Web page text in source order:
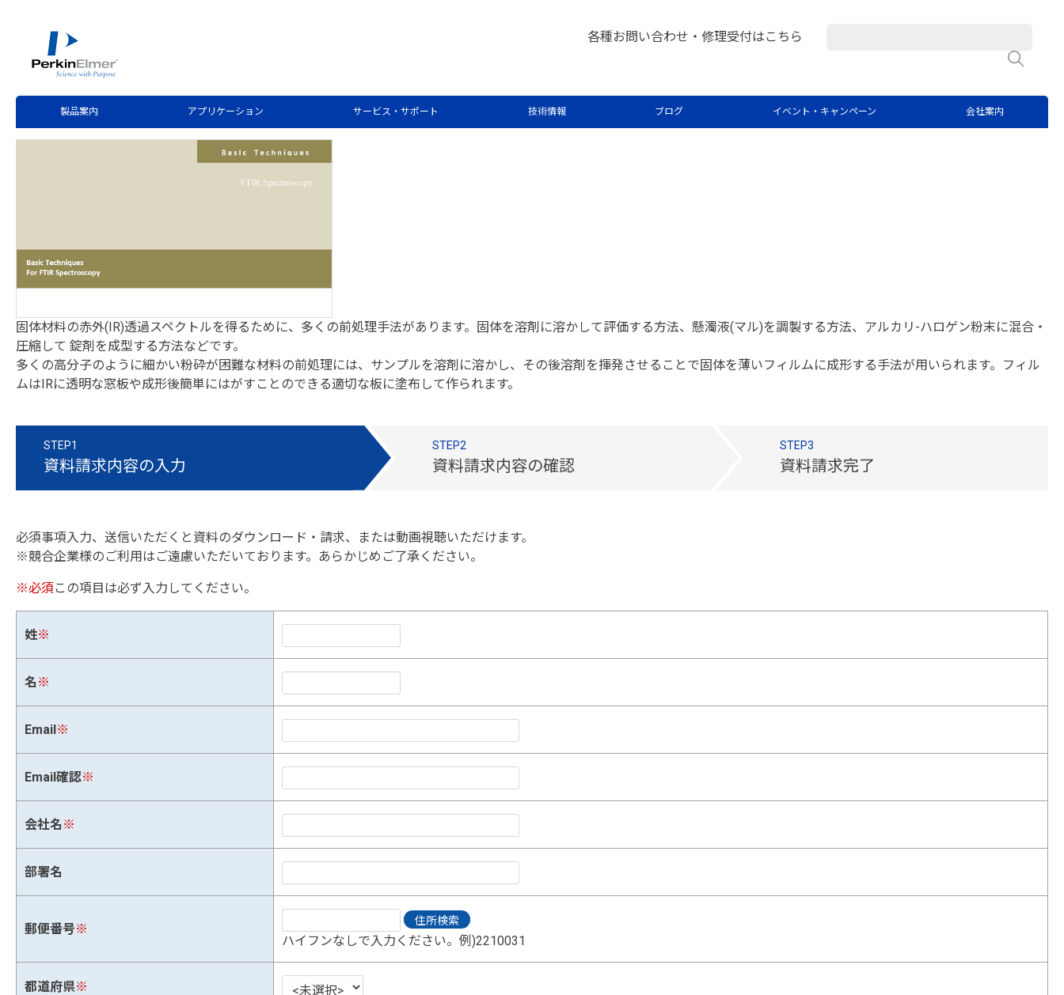
各種お問い合わせ・修理受付はこちら
会社案内
製品案内 アプリケーション サービス・サポート 技術情報 ブログ イベント・キャンペーン
Technical Note Download
キャストフィルム法を用いた固体の赤外スペクトル
固体材料の赤外(IR)透過スペクトルを得るために、多くの前処理手法があります。固体を溶剤に溶かして評価する方法、懸濁液(マル)を調製する方法、アルカリ-ハロゲン粉末に混合・
圧縮して 錠剤を成型する方法などです。
多くの高分子のように細かい粉砕が困難な材料の前処理には、サンプルを溶剤に溶かし、その後溶剤を揮発させることで固体を薄いフィルムに成形する手法が用いられます。フィル
ムはIRに透明な窓板や成形後簡単にはがすことのできる適切な板に塗布して作られます。
STEP1
資料請求内容の入力
STEP2
資料請求内容の確認
STEP3
資料請求完了
必須事項入力、送信いただくと資料のダウンロード・請求、または動画視聴いただけます。
※競合企業様のご利用はご遠慮いただいております。あらかじめご了承ください。
※必須 この項目は必ず入力してください。
姓※
名 ※
Email※
Email確認※
会社名 ※
部署名
郵便番号※
ハイフンなしで入力ください。例)2210031
都道府県※